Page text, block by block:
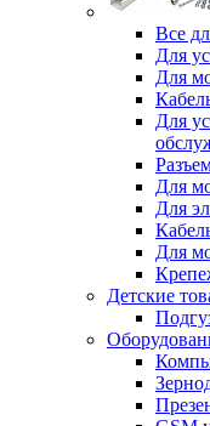
Все
Для
Для
Для
Для
Для
Для
Детские